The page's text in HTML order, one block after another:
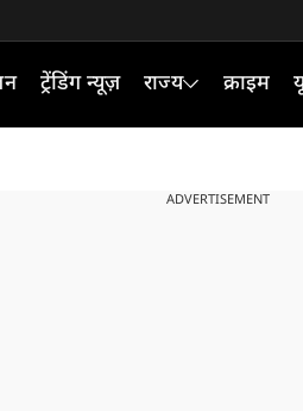
ट्रेंडिंग न्यूज़ राज्य क्राइम
ADVERTISEMENT